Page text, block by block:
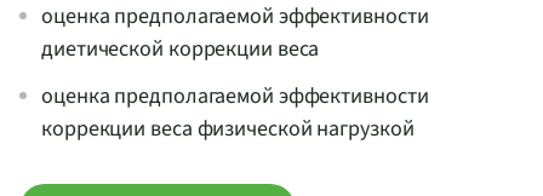
оценка предполагаемой эффективности
диетической коррекции веса
оценка предполагаемой эффективности
коррекции веса физической нагрузкой